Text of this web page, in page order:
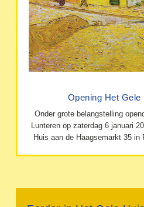
Opening Het Gele
Onder grote belangstelling
Lunteren op zaterdag 6 januari
Huis aan de Haagsemarkt 35 in